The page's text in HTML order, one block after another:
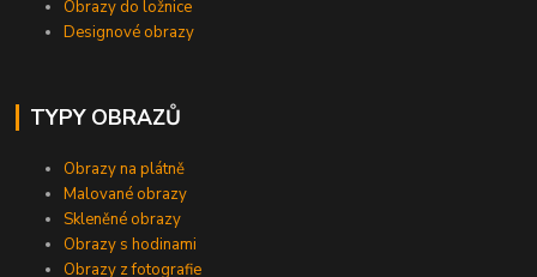
Obrazy do ložnice
Designové obrazy
TYPY OBRAZŮ
Obrazy na plátně
Malované obrazy
Skleněné obrazy
Obrazy s hodinami
Obrazy z fotografie